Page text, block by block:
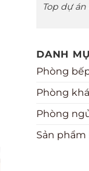
Top dự
DANH
Phòng
Phòng
Phòng
Sản phẩm